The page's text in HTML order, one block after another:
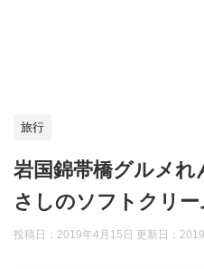
旅行
岩国錦帯橋グルメ
さしのソフトクリ
投稿日：2019年4月15日 更新日：